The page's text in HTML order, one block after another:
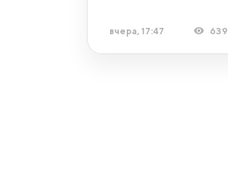
вчера, 17:47 639